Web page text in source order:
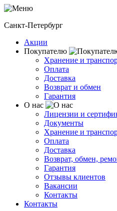
Санкт-Петербург
Акции
Покупателю
Хранение и
Оплата
Доставка
Возврат и обмен
Гарантия
О нас
Лицензии и
Документы
Хранение и
Оплата
Доставка
Возврат, обмен,
Гарантия
Отзывы клиентов
Вакансии
Контакты
Контакты